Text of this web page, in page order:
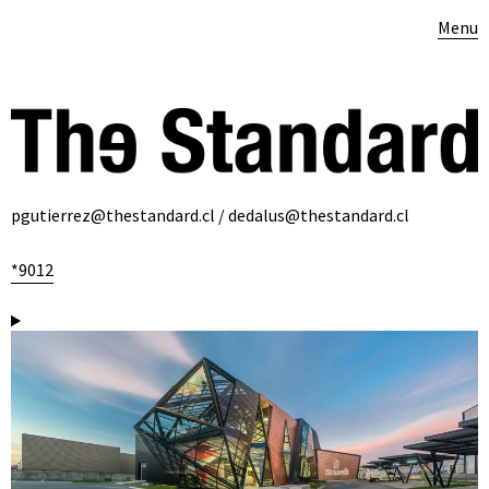
Menu
pgutierrez@thestandard.cl / dedalus@thestandard.cl
*9012